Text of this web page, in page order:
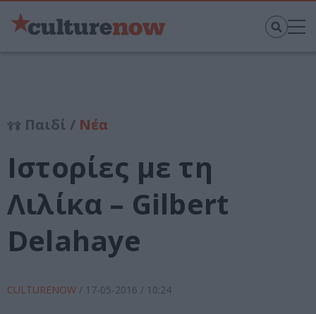
Παιδί / Νέα
Ιστορίες με τη
Λιλίκα – Gilbert
Delahaye
CULTURENOW / 17-05-2016 / 10:24